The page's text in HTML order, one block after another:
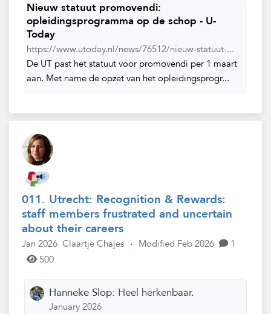
Nieuw statuut promovendi:
opleidingsprogramma op de schop - U-
Today
https://www.utoday.nl/news/76512/nieuw-statuut-...
De UT past het statuut voor promovendi per 1 maart
aan. Met name de opzet van het opleidingsprogr...
011. Utrecht: Recognition & Rewards:
staff members frustrated and uncertain
about their careers
Jan 2026 Claartje Chajes · Modified Feb 2026
1
500
Hanneke Slop: Heel herkenbaar.
January 2026